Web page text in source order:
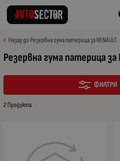
Назад до Резервна гума патерица за RENAULT
Резервна гума патерица за
ФИЛТРИ
2 Продукта